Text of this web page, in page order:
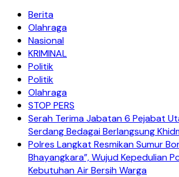
Berita
Olahraga
Nasional
KRIMINAL
Politik
Politik
Olahraga
STOP PERS
Serah Terima Jabatan 6 Pejabat
Serdang Bedagai Berlangsung
Polres Langkat Resmikan Sumur
Bhayangkara”, Wujud Kepedulian
Kebutuhan Air Bersih Warga